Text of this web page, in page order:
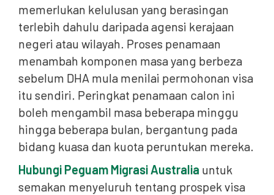
memerlukan kelulusan yang berasingan
terlebih dahulu daripada agensi kerajaan
negeri atau wilayah. Proses penamaan
menambah komponen masa yang berbeza
sebelum DHA mula menilai permohonan visa
itu sendiri. Peringkat penamaan calon ini
boleh mengambil masa beberapa minggu
hingga beberapa bulan, bergantung pada
bidang kuasa dan kuota peruntukan mereka.
Hubungi Peguam Migrasi Australia untuk
semakan menyeluruh tentang prospek visa